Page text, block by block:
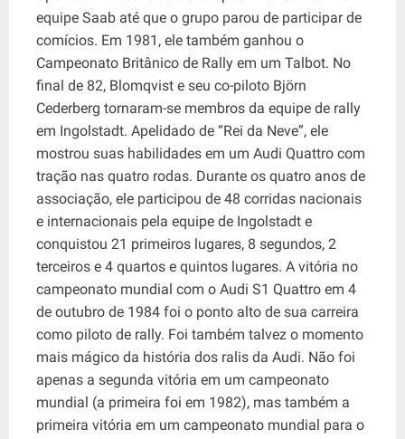
equipe Saab até que o grupo parou de participar de
comícios. Em 1981, ele também ganhou o
Campeonato Britânico de Rally em um Talbot. No
final de 82, Blomqvist e seu co-piloto Björn
Cederberg tornaram-se membros da equipe de rally
em Ingolstadt. Apelidado de “Rei da Neve”, ele
mostrou suas habilidades em um Audi Quattro com
tração nas quatro rodas. Durante os quatro anos de
associação, ele participou de 48 corridas nacionais
e internacionais pela equipe de Ingolstadt e
conquistou 21 primeiros lugares, 8 segundos, 2
terceiros e 4 quartos e quintos lugares. A vitória no
campeonato mundial com o Audi S1 ​​Quattro em 4
de outubro de 1984 foi o ponto alto de sua carreira
como piloto de rally. Foi também talvez o momento
mais mágico da história dos ralis da Audi. Não foi
apenas a segunda vitória em um campeonato
mundial (a primeira foi em 1982), mas também a
primeira vitória em um campeonato mundial para o